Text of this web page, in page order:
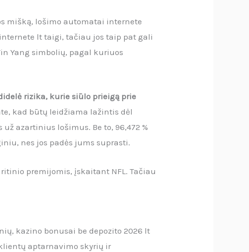
mišką, lošimo automatai internete
lt taigi, tačiau jos taip pat gali
Yang simbolių, pagal kuriuos
rizika, kurie siūlo prieigą prie
kad būtų leidžiama lažintis dėl
azartinius lošimus. Be to, 96,472 %
nes jos padės jums suprasti.
premijomis, įskaitant NFL. Tačiau
kazino bonusai be depozito 2026 lt
aptarnavimo skyrių ir